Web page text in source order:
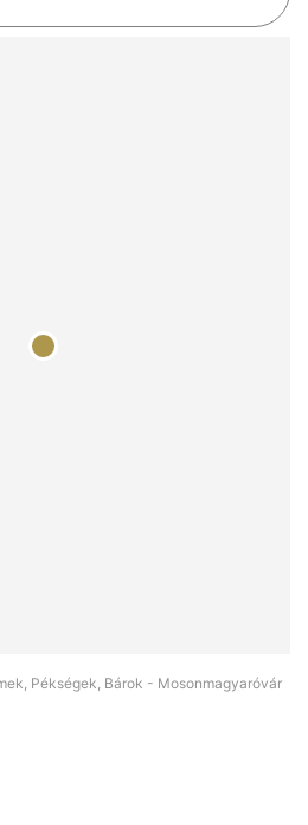
Pékségek, Bárok - Mosonmagyaróvár